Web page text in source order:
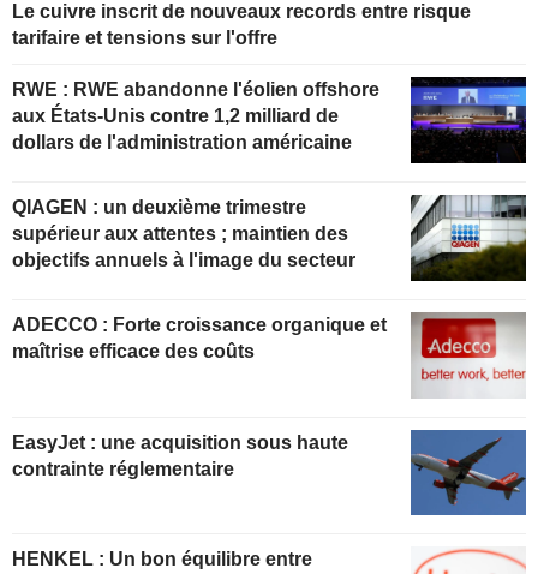
Le cuivre inscrit de nouveaux records entre risque
tarifaire et tensions sur l'offre
RWE : RWE abandonne l'éolien offshore
aux États-Unis contre 1,2 milliard de
dollars de l'administration américaine
QIAGEN : un deuxième trimestre
supérieur aux attentes ; maintien des
objectifs annuels à l'image du secteur
ADECCO : Forte croissance organique et
maîtrise efficace des coûts
EasyJet : une acquisition sous haute
contrainte réglementaire
HENKEL : Un bon équilibre entre